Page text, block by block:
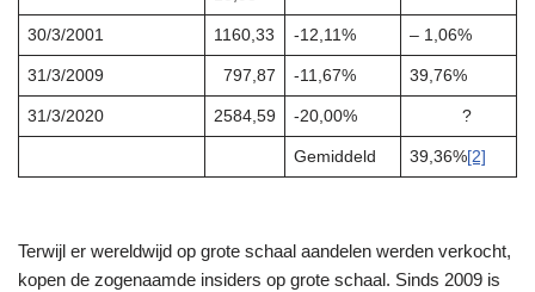
30/3/2001 1160,33 -12,11% – 1,06%
31/3/2009 797,87 -11,67% 39,76%
31/3/2020 2584,59 -20,00% ?
Gemiddeld 39,36%[2]
Terwijl er wereldwijd op grote schaal aandelen werden verkocht,
kopen de zogenaamde insiders op grote schaal. Sinds 2009 is